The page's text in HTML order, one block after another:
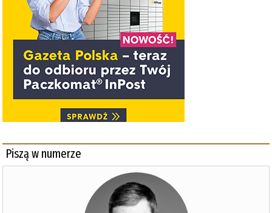
Piszą w numerze